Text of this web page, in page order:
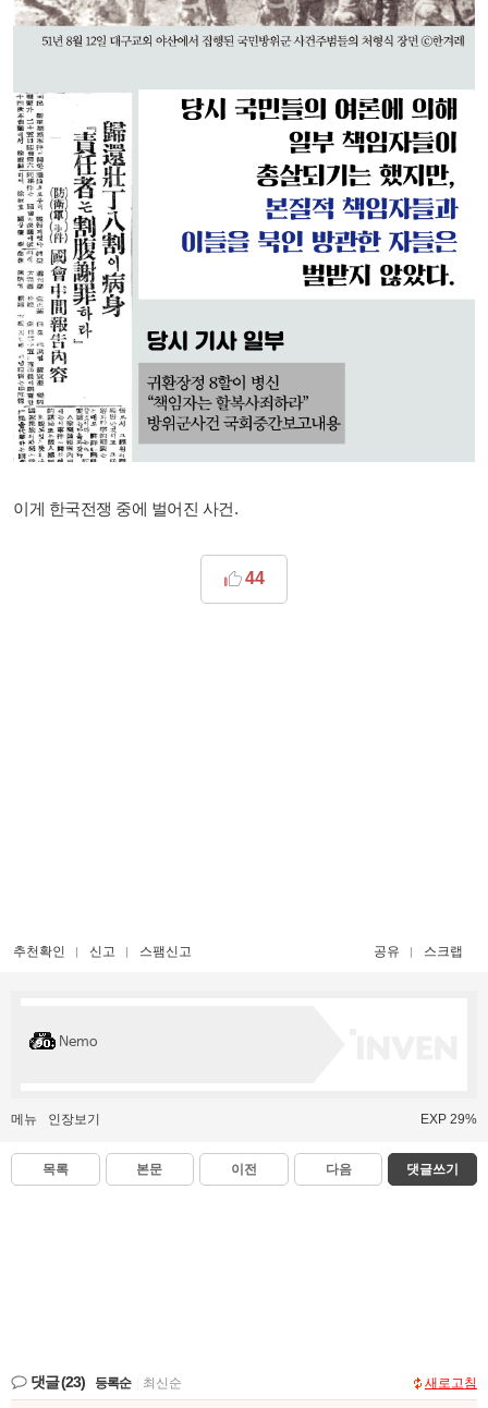
이게 한국전쟁 중에 벌어진 사건.
44
추천확인 신고 스팸신고 공유 스크랩
Nemo
메뉴 인장보기 EXP 29%
목록 본문 이전 다음 댓글쓰기
댓글(23) 등록순 최신순 새로고침